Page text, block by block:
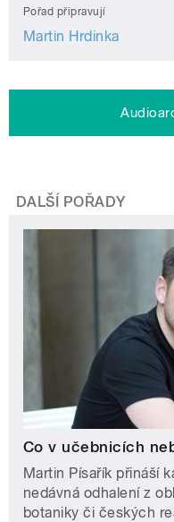
Pořad připravují
Martin Hrdinka
DALŠÍ POŘADY
Co v učebnicích
Martin Písařík přináší
nedávná odhalení z
botaniky či českých